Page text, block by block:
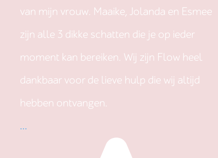
van mijn vrouw. Maaike, Jolanda en Esmee
zijn alle 3 dikke schatten die je op ieder
moment kan bereiken. Wij zijn Flow heel
dankbaar voor de lieve hulp die wij altijd
hebben ontvangen.
...